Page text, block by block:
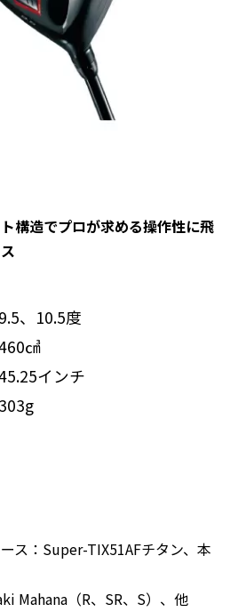
構造でプロが求める操作性に飛
9.5、10.5度
㎤
インチ
303g
ス：Super-TIX51AFチタン、本
Mahana（R、SR、S）、他